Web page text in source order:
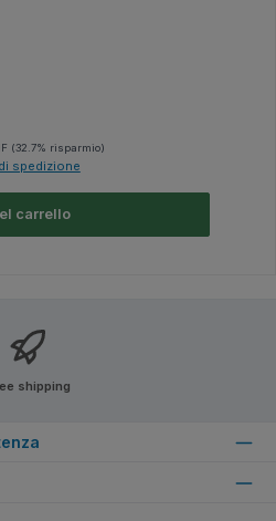
(32.7% risparmio)
spedizione
carrello
shipping